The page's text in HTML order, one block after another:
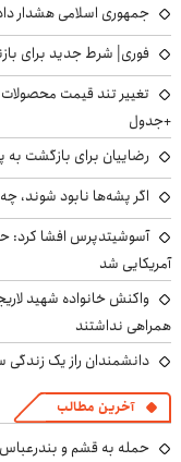
جمهوری اسلامی هشدار
فوری| شرط جدید برای
+جدول
رضاییان برای بازگشت
اگر پشه‌ها نابود شوند،
آمریکایی شد
واکنش خانواده شهید
همراهی نداشتند
دانشمندان راز یک زندگی
آخرین مطالب
حمله به قشم و